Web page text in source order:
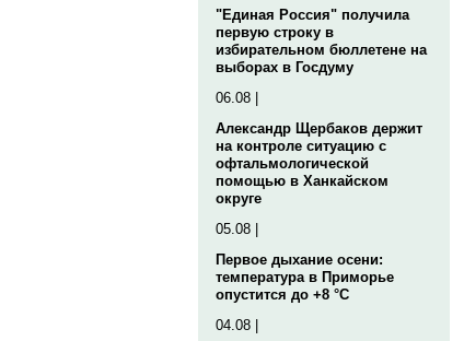
"Единая Россия" получила
первую строку в
избирательном бюллетене на
выборах в Госдуму
06.08 |
Александр Щербаков держит
на контроле ситуацию с
офтальмологической
помощью в Ханкайском
округе
05.08 |
Первое дыхание осени:
температура в Приморье
опустится до +8 °C
04.08 |